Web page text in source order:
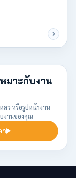
หมาะกับงาน
ลว หรือรูปหน้างาน
งานของคุณ
า